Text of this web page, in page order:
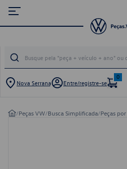
Nova Serrana Entre/registre-se
0
/Peças VW/Busca Simplificada/Peças